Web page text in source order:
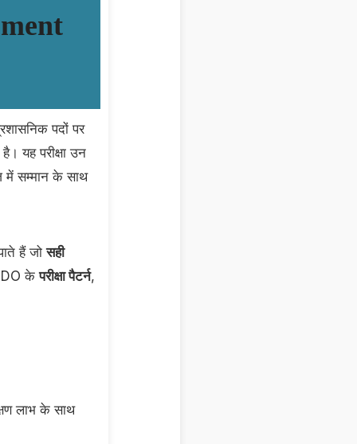
पदों पर
यह परीक्षा उन
में सम्मान के साथ
हैं जोसही
केपरीक्षा पैटर्न,
लाभ के साथ